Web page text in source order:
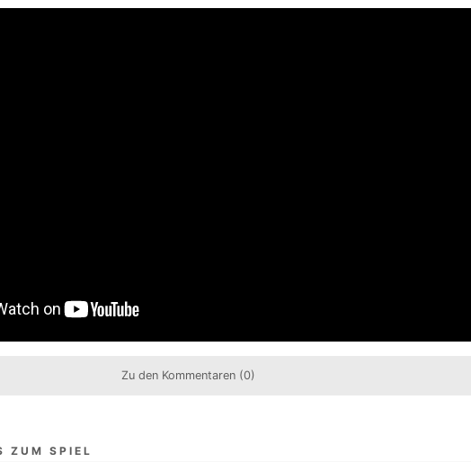
Zu den Kommentaren (0)
ZUM SPIEL